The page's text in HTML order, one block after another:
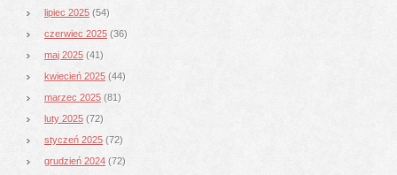
lipiec 2025 (54)
czerwiec 2025 (36)
maj 2025 (41)
kwiecień 2025 (44)
marzec 2025 (81)
luty 2025 (72)
styczeń 2025 (72)
grudzień 2024 (72)